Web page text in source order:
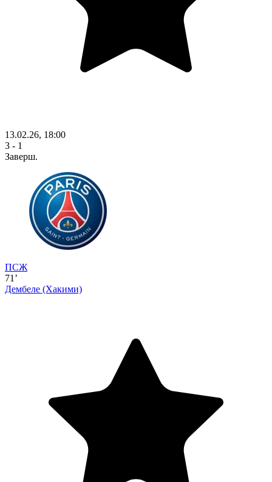
13.02.26, 18:00
3 - 1
Заверш.
ПСЖ
71’
Дембеле (Хакими)